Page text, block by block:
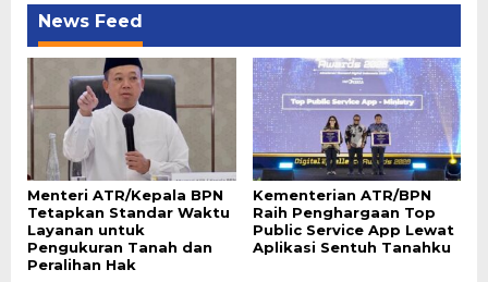
News Feed
Menteri ATR/Kepala BPN
Tetapkan Standar Waktu
Layanan untuk
Pengukuran Tanah dan
Peralihan Hak
Kementerian ATR/BPN
Raih Penghargaan Top
Public Service App Lewat
Aplikasi Sentuh Tanahku